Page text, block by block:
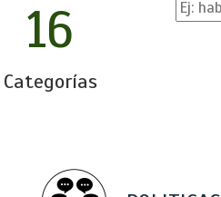
16
Categorías